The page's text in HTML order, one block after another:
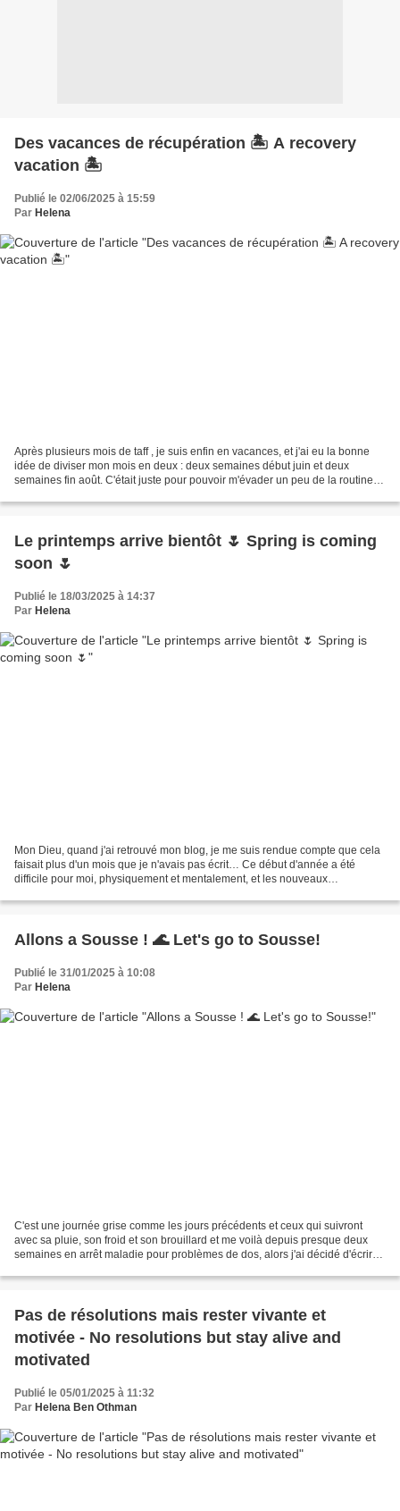
Des vacances de récupération 🏝 A recovery
vacation 🏝
Publié le 02/06/2025 à 15:59
Par Helena
Après plusieurs mois de taff , je suis enfin en vacances, et j'ai eu la bonne
idée de diviser mon mois en deux : deux semaines début juin et deux
semaines fin août. C'était juste pour pouvoir m'évader un peu de la routine
Le printemps arrive bientôt 🌷 Spring is coming
soon 🌷
Publié le 18/03/2025 à 14:37
Par Helena
Mon Dieu, quand j'ai retrouvé mon blog, je me suis rendue compte que cela
faisait plus d'un mois que je n'avais pas écrit… Ce début d'année a été
difficile pour moi, physiquement et mentalement, et les nouveaux
Allons a Sousse ! 🌊 Let's go to Sousse!
Publié le 31/01/2025 à 10:08
Par Helena
C'est une journée grise comme les jours précédents et ceux qui suivront
avec sa pluie, son froid et son brouillard et me voilà depuis presque deux
semaines en arrêt maladie pour problèmes de dos, alors j'ai décidé d'écrire
Pas de résolutions mais rester vivante et
motivée - No resolutions but stay alive and
motivated
Publié le 05/01/2025 à 11:32
Par Helena Ben Othman